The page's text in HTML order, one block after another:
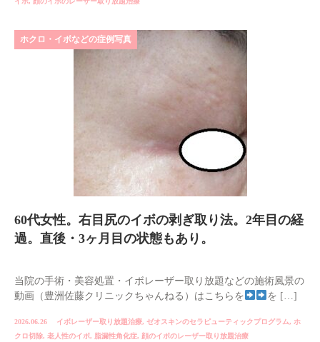
ホクロ・イボなどの症例写真
60代女性。右目尻のイボの剥ぎ取り法。2年目の経
過。直後・3ヶ月目の状態もあり。
当院の手術・美容処置・イボレーザー取り放題などの施術風景の
動画（豊洲佐藤クリニックちゃんねる）はこちらを
を […]
2026.06.26 イボレーザー取り放題治療, ゼオスキンのセラピューティックプログラム, ホ
クロ切除, 老人性のイボ, 脂漏性角化症, 顔のイボのレーザー取り放題治療